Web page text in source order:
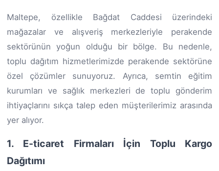
Maltepe, özellikle Bağdat Caddesi üzerindeki
mağazalar ve alışveriş merkezleriyle perakende
sektörünün yoğun olduğu bir bölge. Bu nedenle,
toplu dağıtım hizmetlerimizde perakende sektörüne
özel çözümler sunuyoruz. Ayrıca, semtin eğitim
kurumları ve sağlık merkezleri de toplu gönderim
ihtiyaçlarını sıkça talep eden müşterilerimiz arasında
yer alıyor.
1. E-ticaret Firmaları İçin Toplu Kargo
Dağıtımı